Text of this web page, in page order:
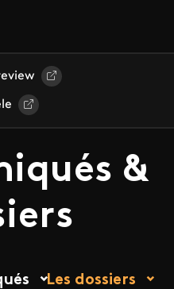
&
Les dossiers